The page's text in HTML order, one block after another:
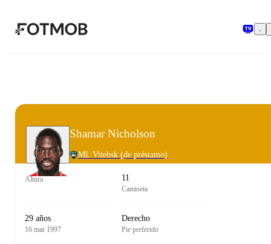
Shamar Nicholson
ML Vitebsk (de préstamo)
Altura 11
Camiseta
29 años
16 mar 1997
Derecho
Pie preferido